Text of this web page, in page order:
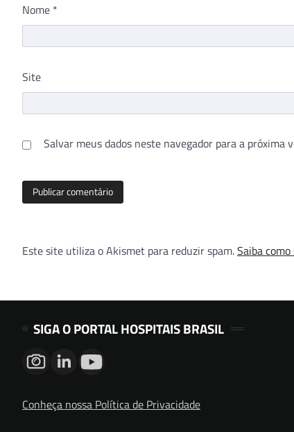
Nome *
Site
Salvar meus dados neste navegador para a próxima
Este site utiliza o Akismet para reduzir spam.Saiba
SIGA O PORTAL HOSPITAIS BRASIL
Conheça nossa Política de Privacidade